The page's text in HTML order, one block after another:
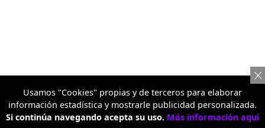
Usamos "Cookies" propias y de terceros para elaborar
información estadística y mostrarle publicidad personalizada.
Si continúa navegando acepta su uso. Más información aquí